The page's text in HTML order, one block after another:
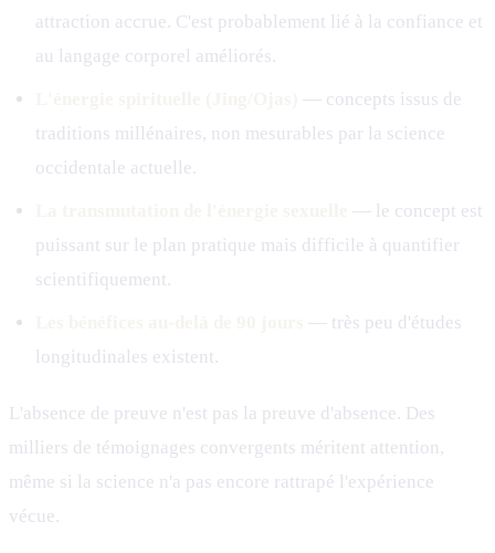
attraction accrue. C'est probablement lié à la confiance et
au langage corporel améliorés.
— concepts issus de
traditions millénaires, non mesurables par la science
occidentale actuelle.
— le concept est
puissant sur le plan pratique mais difficile à quantifier
scientifiquement.
— très peu d'études
longitudinales existent.
L'absence de preuve n'est pas la preuve d'absence. Des
milliers de témoignages convergents méritent attention,
même si la science n'a pas encore rattrapé l'expérience
vécue.